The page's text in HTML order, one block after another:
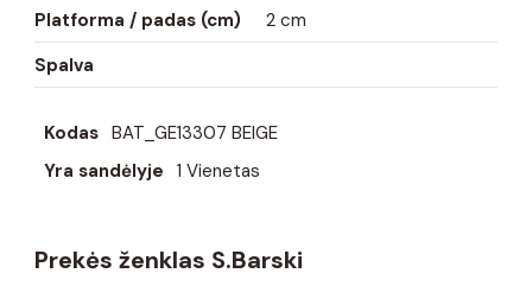
Platforma / padas (cm)
2 cm
Spalva
Kodas BAT_GE13307 BEIGE
Yra sandėlyje 1 Vienetas
Prekės ženklas S.Barski